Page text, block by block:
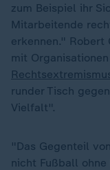
zum Beispiel ihr
Mitarbeitende
erkennen." Robert
mit
runder Tisch
Vielfalt".
"Das Gegenteil
nicht Fußball